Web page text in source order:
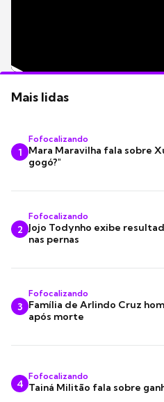
Mais lidas
1
Fofocalizando
Mara Maravilha fala sobre
gogó?"
2
Fofocalizando
Jojo Todynho exibe
nas pernas
3
Fofocalizando
Família de Arlindo Cruz
após morte
4
Fofocalizando
Tainá Militão fala sobre